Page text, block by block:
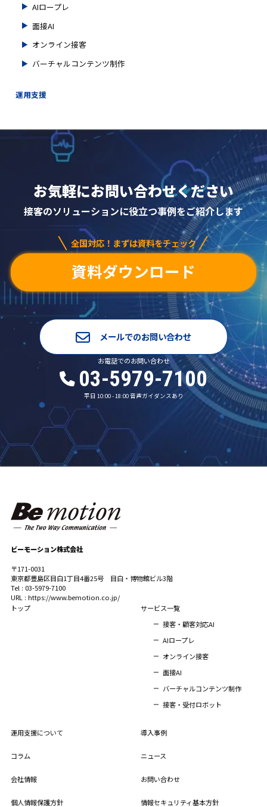
AIロープレ
面接AI
オンライン接客
バーチャルコンテンツ制作
運用支援
お気軽にお問い合わせください
接客のソリューションに役立つ事例をご紹介します
全国対応！まずは資料をチェック
資料ダウンロード
メールでのお問い合わせ
お電話でのお問い合わせ
03-5979-7100
平日 10:00 - 18:00 音声ガイダンスあり
ビーモーション株式会社
〒171-0031
東京都豊島区目白1丁目4番25号 目白・博物館ビル3階
Tel : 03-5979-7100
URL : https://www.bemotion.co.jp/
トップ
サービス一覧
接客・顧客対応AI
AIロープレ
オンライン接客
面接AI
バーチャルコンテンツ制作
接客・受付ロボット
運用支援について 導入事例
コラム ニュース
会社情報 お問い合わせ
個人情報保護方針 情報セキュリティ基本方針